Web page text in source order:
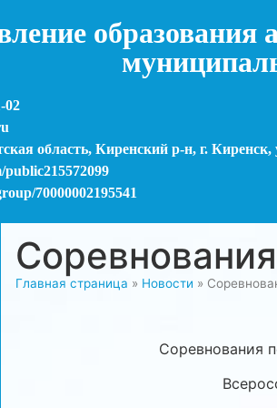
образования
02
область, Киренский р-н, г.
70000002195541
Главная страница » Новости »
Соревнования